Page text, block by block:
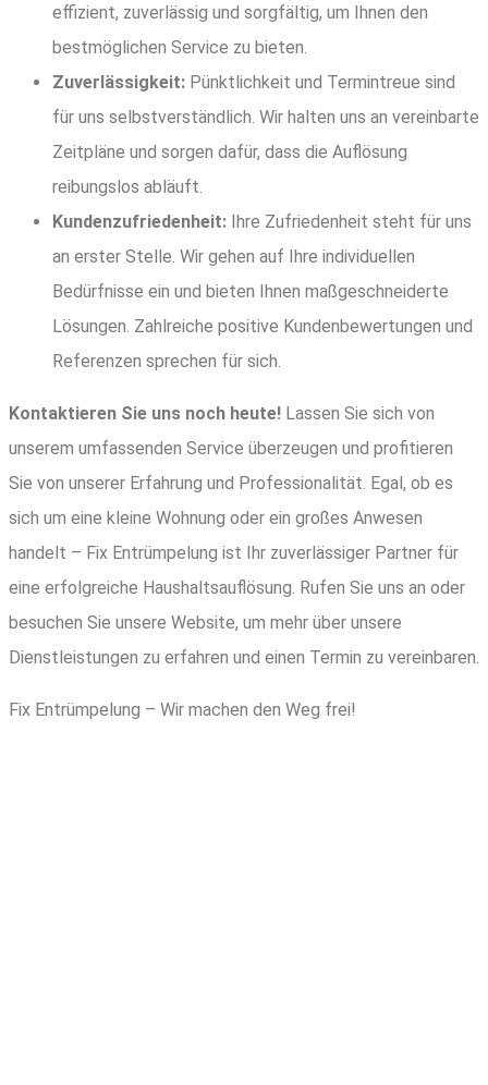
effizient, zuverlässig und sorgfältig, um Ihnen den
bestmöglichen Service zu bieten.
Zuverlässigkeit: Pünktlichkeit und Termintreue sind
für uns selbstverständlich. Wir halten uns an vereinbarte
Zeitpläne und sorgen dafür, dass die Auflösung
reibungslos abläuft.
Kundenzufriedenheit: Ihre Zufriedenheit steht für uns
an erster Stelle. Wir gehen auf Ihre individuellen
Bedürfnisse ein und bieten Ihnen maßgeschneiderte
Lösungen. Zahlreiche positive Kundenbewertungen und
Referenzen sprechen für sich.
Kontaktieren Sie uns noch heute! Lassen Sie sich von
unserem umfassenden Service überzeugen und profitieren
Sie von unserer Erfahrung und Professionalität. Egal, ob es
sich um eine kleine Wohnung oder ein großes Anwesen
handelt – Fix Entrümpelung ist Ihr zuverlässiger Partner für
eine erfolgreiche Haushaltsauflösung. Rufen Sie uns an oder
besuchen Sie unsere Website, um mehr über unsere
Dienstleistungen zu erfahren und einen Termin zu vereinbaren.
Fix Entrümpelung – Wir machen den Weg frei!